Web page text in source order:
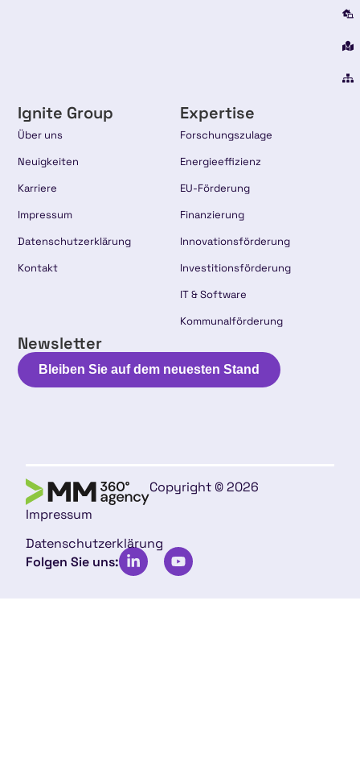
Ignite Group
Über uns
Neuigkeiten
Karriere
Impressum
Datenschutzerklärung
Kontakt
Expertise
Forschungszulage
Energieeffizienz
EU-Förderung
Finanzierung
Innovationsförderung
Investitionsförderung
IT & Software
Kommunalförderung
Newsletter
Bleiben Sie auf dem neuesten Stand
Copyright © 2026
Impressum
Datenschutzerklärung
Folgen Sie uns: